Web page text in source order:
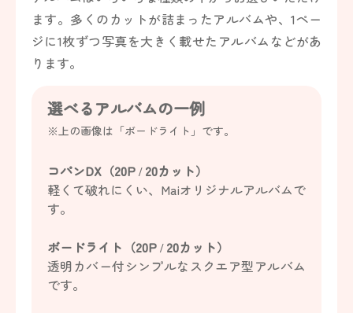
ます。多くのカットが詰まったアルバムや、1ペー
ジに1枚ずつ写真を大きく載せたアルバムなどがあ
ります。
選べるアルバムの一例
※上の画像は「ボードライト」です。
コパンDX（20P / 20カット）
軽くて破れにくい、Maiオリジナルアルバムで
す。
ボードライト（20P / 20カット）
透明カバー付シンプルなスクエア型アルバム
です。